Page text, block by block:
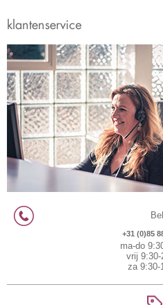
klantenservice
+31 (0)85
ma-do
vrij 9:30-
za 9:30-